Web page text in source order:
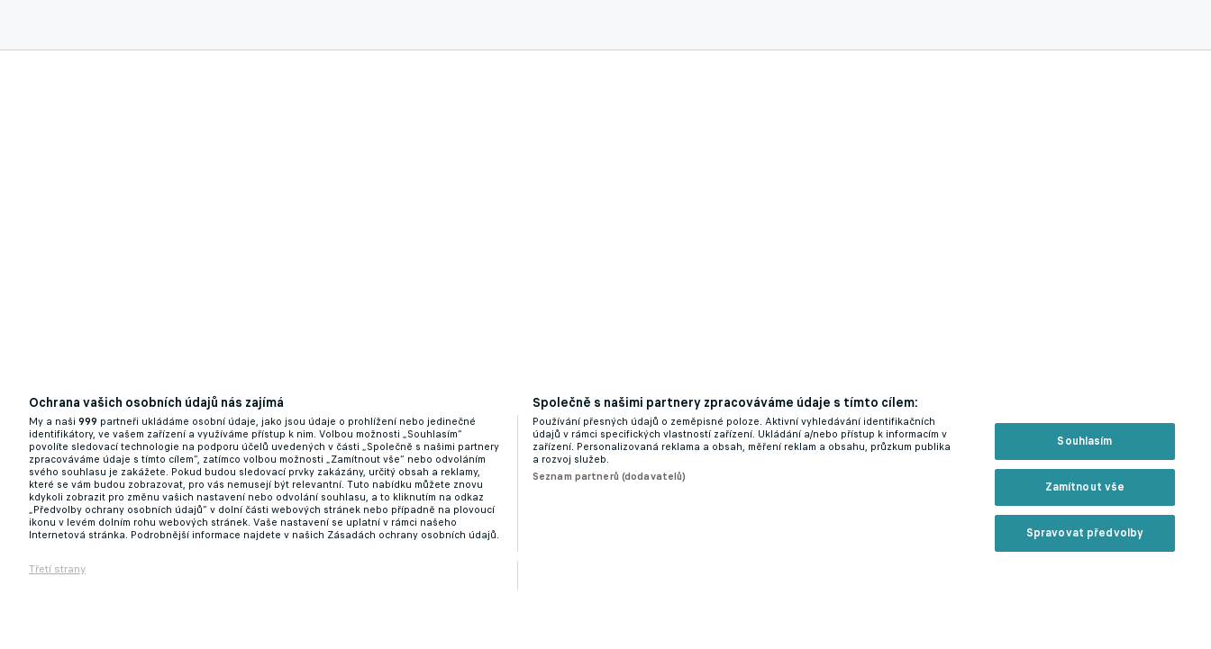
Ochrana vašich osobních údajů nás zajímá
My a naši 999 partneři ukládáme osobní údaje, jako jsou údaje o prohlížení nebo jedinečné
identifikátory, ve vašem zařízení a využíváme přístup k nim. Volbou možnosti „Souhlasím“
povolíte sledovací technologie na podporu účelů uvedených v části „Společně s našimi partnery
zpracováváme údaje s tímto cílem“, zatímco volbou možnosti „Zamítnout vše“ nebo odvoláním
svého souhlasu je zakážete. Pokud budou sledovací prvky zakázány, určitý obsah a reklamy,
které se vám budou zobrazovat, pro vás nemusejí být relevantní. Tuto nabídku můžete znovu
kdykoli zobrazit pro změnu vašich nastavení nebo odvolání souhlasu, a to kliknutím na odkaz
„Předvolby ochrany osobních údajů“ v dolní části webových stránek nebo případně na plovoucí
ikonu v levém dolním rohu webových stránek. Vaše nastavení se uplatní v rámci našeho
Internetová stránka. Podrobnější informace najdete v našich Zásadách ochrany osobních údajů.
Třetí strany
Společně s našimi partnery zpracováváme údaje s tímto cílem:
Používání přesných údajů o zeměpisné poloze. Aktivní vyhledávání identifikačních
údajů v rámci specifických vlastností zařízení. Ukládání a/nebo přístup k informacím v
zařízení. Personalizovaná reklama a obsah, měření reklam a obsahu, průzkum publika
a rozvoj služeb.
Seznam partnerů (dodavatelů)
Souhlasím
Zamítnout vše
Spravovat předvolby